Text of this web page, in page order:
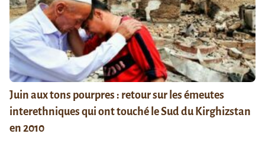
Juin aux tons pourpres : retour sur les émeutes
interethniques qui ont touché le Sud du Kirghizstan
en 2010